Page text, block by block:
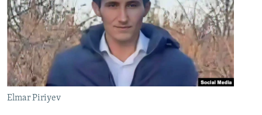
Elmar Piriyev